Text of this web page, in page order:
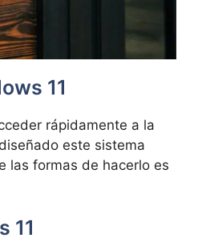
11
rápidamente a la
este sistema
las formas de hacerlo es
11